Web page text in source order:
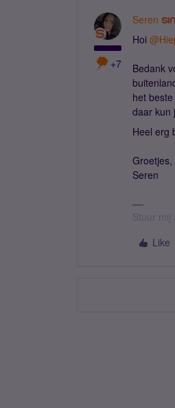
+7
Seren
Hoi
Bedank
het
daar kun
Heel erg
Groetjes,
Seren
Stuur mij
Like